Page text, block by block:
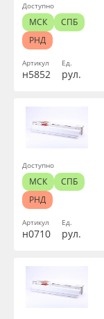
Артикул
н5852
Ед.
рул.
Доступно
МСК
СПБ
РНД
Артикул
н0710
Ед.
рул.
Доступно
МСК
СПБ
РНД